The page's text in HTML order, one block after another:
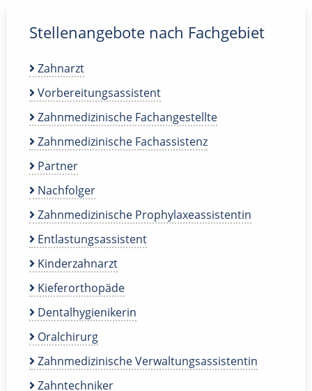
Stellenangebote nach Fachgebiet
Zahnarzt
Vorbereitungsassistent
Zahnmedizinische Fachangestellte
Zahnmedizinische Fachassistenz
Partner
Nachfolger
Zahnmedizinische Prophylaxeassistentin
Entlastungsassistent
Kinderzahnarzt
Kieferorthopäde
Dentalhygienikerin
Oralchirurg
Zahnmedizinische Verwaltungsassistentin
Zahntechniker